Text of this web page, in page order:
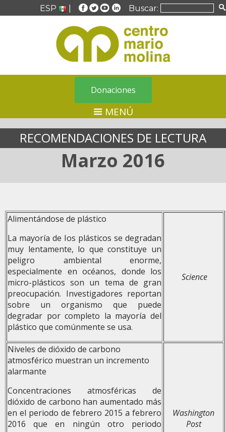
ESP Buscar:
Donaciones
MENÚ
RECOMENDACIONES DE LECTURA
Marzo 2016
Alimentándose de plástico
La mayoría de los plásticos se degradan
muy lentamente, lo que constituye un
peligro ambiental enorme,
especialmente en océanos, donde los
micro-plásticos son un tema de gran
preocupación. Investigadores reportan
sobre un organismo que puede
degradar por completo la mayoría del
plástico que comúnmente se usa.
Science
Niveles de dióxido de carbono
atmosférico muestran un incremento
alarmante
Concentraciones atmosféricas de
dióxido de carbono han aumentado más
en el periodo de febrero 2015 a febrero
2016 que en ningún otro periodo
Washington
Post